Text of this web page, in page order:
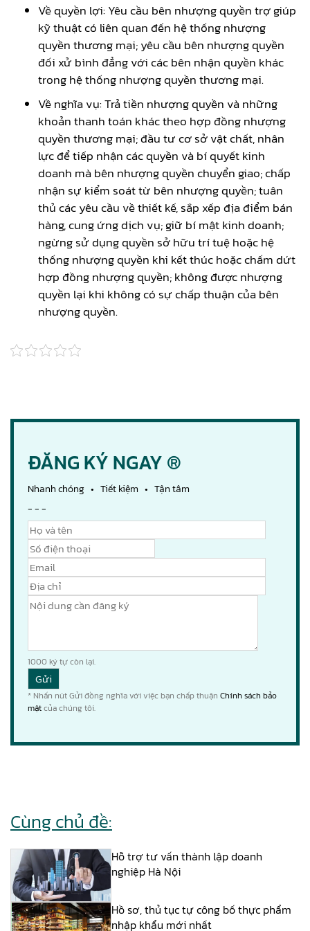
Về quyền lợi: Yêu cầu bên nhượng quyền trợ giúp
kỹ thuật có liên quan đến hệ thống nhượng
quyền thương mại; yêu cầu bên nhượng quyền
đối xử bình đẳng với các bên nhận quyền khác
trong hệ thống nhượng quyền thương mại.
Về nghĩa vụ: Trả tiền nhượng quyền và những
khoản thanh toán khác theo hợp đồng nhượng
quyền thương mại; đầu tư cơ sở vật chất, nhân
lực để tiếp nhận các quyền và bí quyết kinh
doanh mà bên nhượng quyền chuyển giao; chấp
nhận sự kiểm soát từ bên nhượng quyền; tuân
thủ các yêu cầu về thiết kế, sắp xếp địa điểm bán
hàng, cung ứng dịch vụ; giữ bí mật kinh doanh;
ngừng sử dụng quyền sở hữu trí tuệ hoặc hệ
thống nhượng quyền khi kết thúc hoặc chấm dứt
hợp đồng nhượng quyền; không được nhượng
quyền lại khi không có sự chấp thuận của bên
nhượng quyền.
ĐĂNG KÝ NGAY ®
Nhanh chóng • Tiết kiệm • Tận tâm
- - -
1000 ký tự còn lại.
* Nhấn nút Gửi đồng nghĩa với việc bạn chấp thuận Chính sách bảo
mậtcủa chúng tôi.
Cùng chủ đề:
Hỗ trợ tư vấn thành lập doanh
nghiệp Hà Nội
Hồ sơ, thủ tục tự công bố thực phẩm
nhập khẩu mới nhất